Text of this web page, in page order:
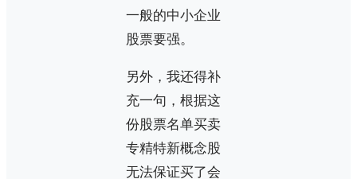
一般的中小企业
股票要强。
另外，我还得补
充一句，根据这
份股票名单买卖
专精特新概念股
无法保证买了会